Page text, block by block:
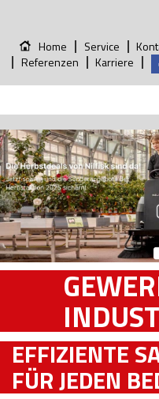
Home Service
Referenzen
Karriere
EFFIZIENTE
FÜR JEDEN